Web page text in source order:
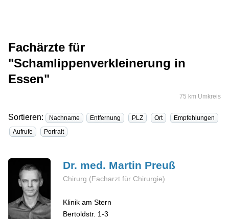
Fachärzte für
"Schamlippenverkleinerung in
Essen"
75 km Umkreis
Sortieren: Nachname Entfernung PLZ Ort
Empfehlungen
Aufrufe
Portrait
Dr. med. Martin Preuß
Chirurg (Facharzt für Chirurgie)
Klinik am Stern
Bertoldstr. 1-3